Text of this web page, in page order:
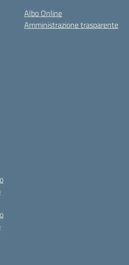
Albo Online
Amministrazione trasparente